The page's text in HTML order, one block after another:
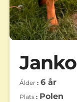
Janko
Ålder 6 år
Plats Polen